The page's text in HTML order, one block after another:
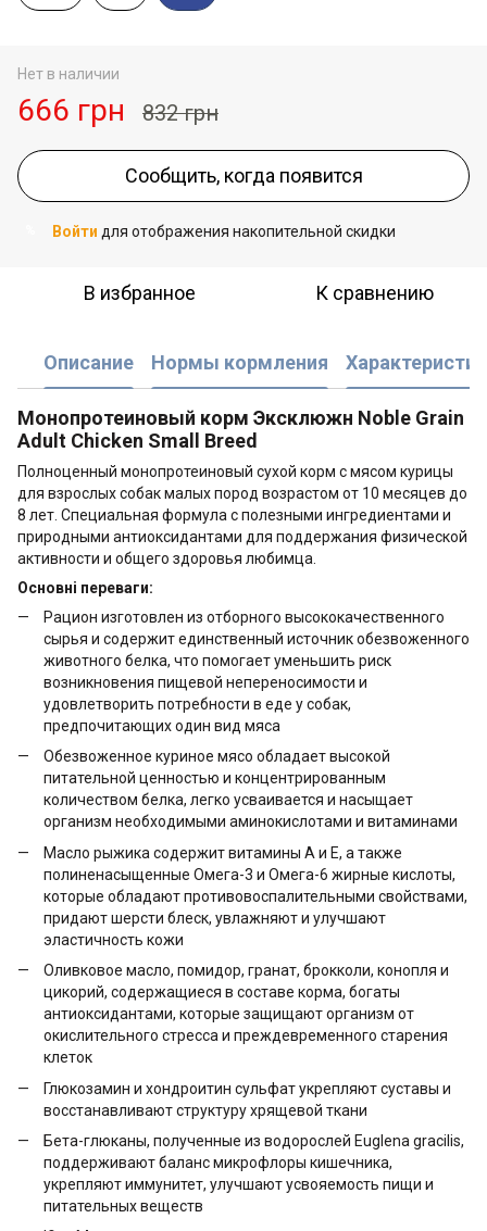
Нет в наличии
666 грн 832 грн
Сообщить, когда появится
Войти для отображения накопительной скидки
В избранное К сравнению
Описание Нормы кормления
Монопротеиновый корм Эксклюжн Noble Grain
Adult Chicken Small Breed
Полноценный монопротеиновый сухой корм с мясом курицы
для взрослых собак малых пород возрастом от 10 месяцев до
8 лет. Специальная формула с полезными ингредиентами и
природными антиоксидантами для поддержания физической
активности и общего здоровья любимца.
Основні переваги:
Рацион изготовлен из отборного высококачественного
сырья и содержит единственный источник обезвоженного
животного белка, что помогает уменьшить риск
возникновения пищевой непереносимости и
удовлетворить потребности в еде у собак,
предпочитающих один вид мяса
Обезвоженное куриное мясо обладает высокой
питательной ценностью и концентрированным
количеством белка, легко усваивается и насыщает
организм необходимыми аминокислотами и витаминами
Масло рыжика содержит витамины А и Е, а также
полиненасыщенные Омега-3 и Омега-6 жирные кислоты,
которые обладают противовоспалительными свойствами,
придают шерсти блеск, увлажняют и улучшают
эластичность кожи
Оливковое масло, помидор, гранат, брокколи, конопля и
цикорий, содержащиеся в составе корма, богаты
антиоксидантами, которые защищают организм от
окислительного стресса и преждевременного старения
клеток
Глюкозамин и хондроитин сульфат укрепляют суставы и
восстанавливают структуру хрящевой ткани
Бета-глюканы, полученные из водорослей Euglena gracilis,
поддерживают баланс микрофлоры кишечника,
укрепляют иммунитет, улучшают усвояемость пищи и
питательных веществ